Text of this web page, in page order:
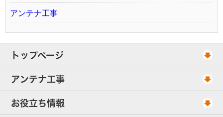
アンテナ工事
トップページ
工事スケジュール
当社が選ばれる理由
アンテナ工事
アンテナ工事・料金
お役立ち情報